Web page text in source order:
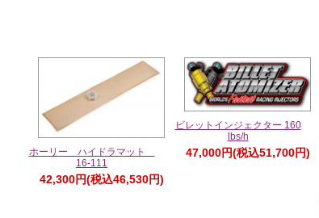
ホーリー ハイドラマット
16-111
42,300円(税込46,530円)
ビレットインジェクター 160
lbs/h
47,000円(税込51,700円)